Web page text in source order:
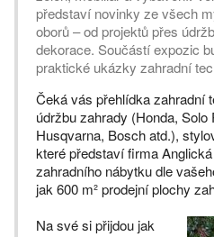
představí novinky ze všech
oborů – od projektů přes
dekorace. Součástí expozic
praktické ukázky zahradní
Čeká vás přehlídka zahradní
údržbu zahrady (Honda, Solo
Husqvarna, Bosch atd.),
které představí firma
zahradního nábytku dle
jak 600 m² prodejní plochy
Na své si přijdou jak